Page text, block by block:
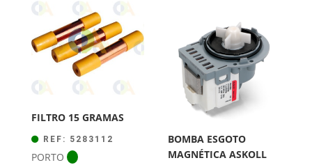
FILTRO 15 GRAMAS
REF: 5283112
PORTO
BOMBA ESGOTO
MAGNÉTICA ASKOLL